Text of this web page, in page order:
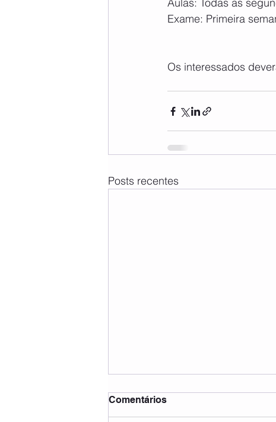
Exame: Primeira
Os interessados
Posts recentes
Comentários